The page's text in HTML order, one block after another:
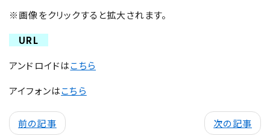
※画像をクリックすると拡大されます。
URL
アンドロイドはこちら
アイフォンはこちら
前の記事 次の記事